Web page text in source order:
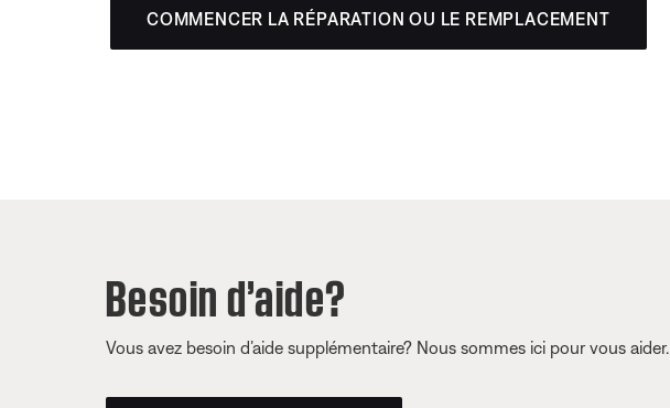
COMMENCER LA RÉPARATION OU LE REMPLACEMENT
Besoin d’aide?
Vous avez besoin d’aide supplémentaire? Nous sommes ici pour vous aider.